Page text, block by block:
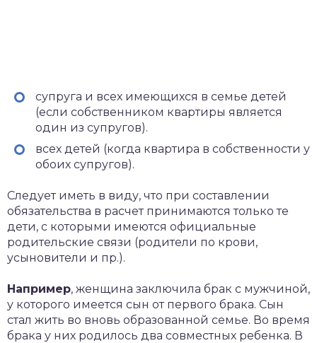
супруга и всех имеющихся в семье детей
(если собственником квартиры является
один из супругов).
всех детей (когда квартира в собственности у
обоих супругов).
Следует иметь в виду, что при составлении
обязательства в расчет принимаются только те
дети, с которыми имеются официальные
родительские связи (родители по крови,
усыновители и пр.).
Например, женщина заключила брак с мужчиной,
у которого имеется сын от первого брака. Сын
стал жить во вновь образованной семье. Во время
брака у них родилось два совместных ребенка. В